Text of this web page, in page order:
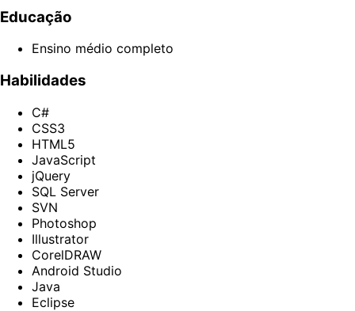
Educação
Ensino médio completo
Habilidades
C#
CSS3
HTML5
JavaScript
jQuery
SQL Server
SVN
Photoshop
Illustrator
CorelDRAW
Android Studio
Java
Eclipse